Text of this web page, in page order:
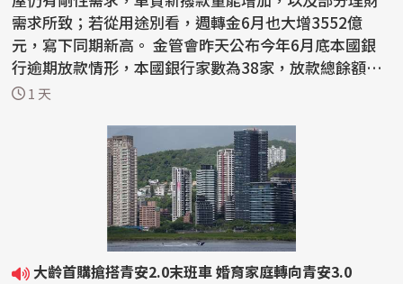
需求所致；若從用途別看，週轉金6月也大增3552億
元，寫下同期新高。 金管會昨天公布今年6月底本國銀
行逾期放款情形，本國銀行家數為38家，放款總餘額新
台幣47兆...
1 天
大齡首購搶搭青安2.0末班車 婚育家庭轉向青安3.0